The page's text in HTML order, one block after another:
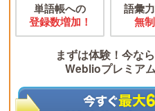
単語帳への
登録数増加！
語彙
無
まずは体験！今なら
Weblioプレミア